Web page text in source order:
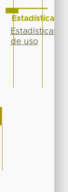
Estadísticas
Estadísticas
de uso